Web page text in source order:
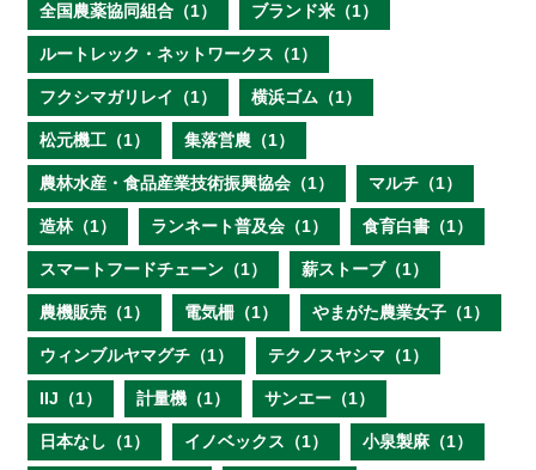
全国農薬協同組合（1） ブランド米（1）
ルートレック・ネットワークス（1）
フクシマガリレイ（1） 横浜ゴム（1）
松元機工（1） 集落営農（1）
農林水産・食品産業技術振興協会（1） マルチ（1）
造林（1） ランネート普及会（1） 食育白書（1）
スマートフードチェーン（1） 薪ストーブ（1）
農機販売（1） 電気柵（1） やまがた農業女子（1）
ウィンブルヤマグチ（1） テクノスヤシマ（1）
IIJ（1） 計量機（1） サンエー（1）
日本なし（1） イノベックス（1） 小泉製麻（1）